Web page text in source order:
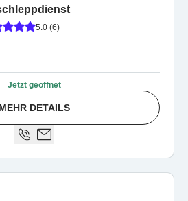
5.0 (6)
Jetzt geöffnet
MEHR DETAILS